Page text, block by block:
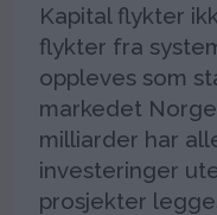
Kapital flykter
flykter fra
oppleves som
markedet
milliarder har
investeringer
prosjekter